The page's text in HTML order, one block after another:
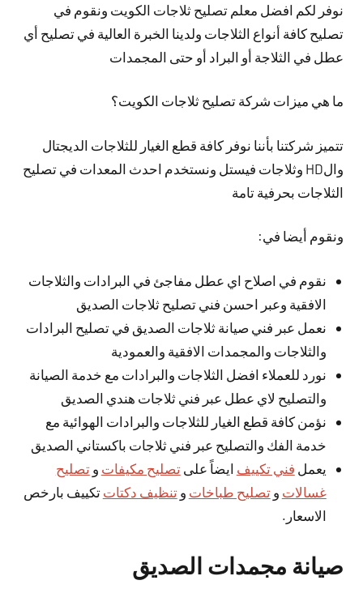
نوفر لكم افضل معلم تصليح ثلاجات الكويت ونقوم في
تصليح كافة أنواع الثلاجات ولدينا الخبرة العالية في تصليح أي
عطل في الثلاجة أو البراد أو حتى المجمدات
ما هي ميزات شركة تصليح ثلاجات الكويت؟
تتميز شركتنا بأننا نوفر كافة قطع الغيار للثلاجات الديجتال
والHD وثلاجات فيستل ونستخدم احدث المعدات في تصليح
الثلاجات بحرفية تامة
ونقوم أيضا في:
نقوم في اصلاح اي عطل مفاجئ في البرادات والثلاجات
الافقية وعبر احسن فني تصليح ثلاجات الصديق
نعمل عبر فني صيانة ثلاجات الصديق في تصليح البرادات
والثلاجات والمجمدات الافقية والعمودية
نورد للعملاء افضل الثلاجات والبرادات مع خدمة الصيانة
والتصليح لاي عطل عبر فني ثلاجات هندي الصديق
نؤمن كافة قطع الغيار للثلاجات والبرادات الهوائية مع
خدمة الفك والتصليح عبر فني ثلاجات باكستاني الصديق
يعمل فني تكييف ايضاً علىتصليح مكيفات وتصليح
غسالات وتصليح طباخات وتنظيف دكتات تكييف بارخص
الاسعار.
صيانة مجمدات الصديق